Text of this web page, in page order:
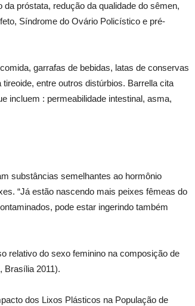
da próstata, redução da qualidade do sêmen,
Síndrome do Ovário Policístico e pré-
garrafas de bebidas, latas de conservas
entre outros distúrbios. Barrella cita
incluem : permeabilidade intestinal, asma,
substâncias semelhantes ao hormônio
“Já estão nascendo mais peixes fêmeas do
pode estar ingerindo também
relativo do sexo feminino na composição de
Brasília 2011).
dos Lixos Plásticos na População de